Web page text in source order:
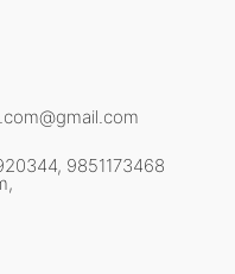
9851173468